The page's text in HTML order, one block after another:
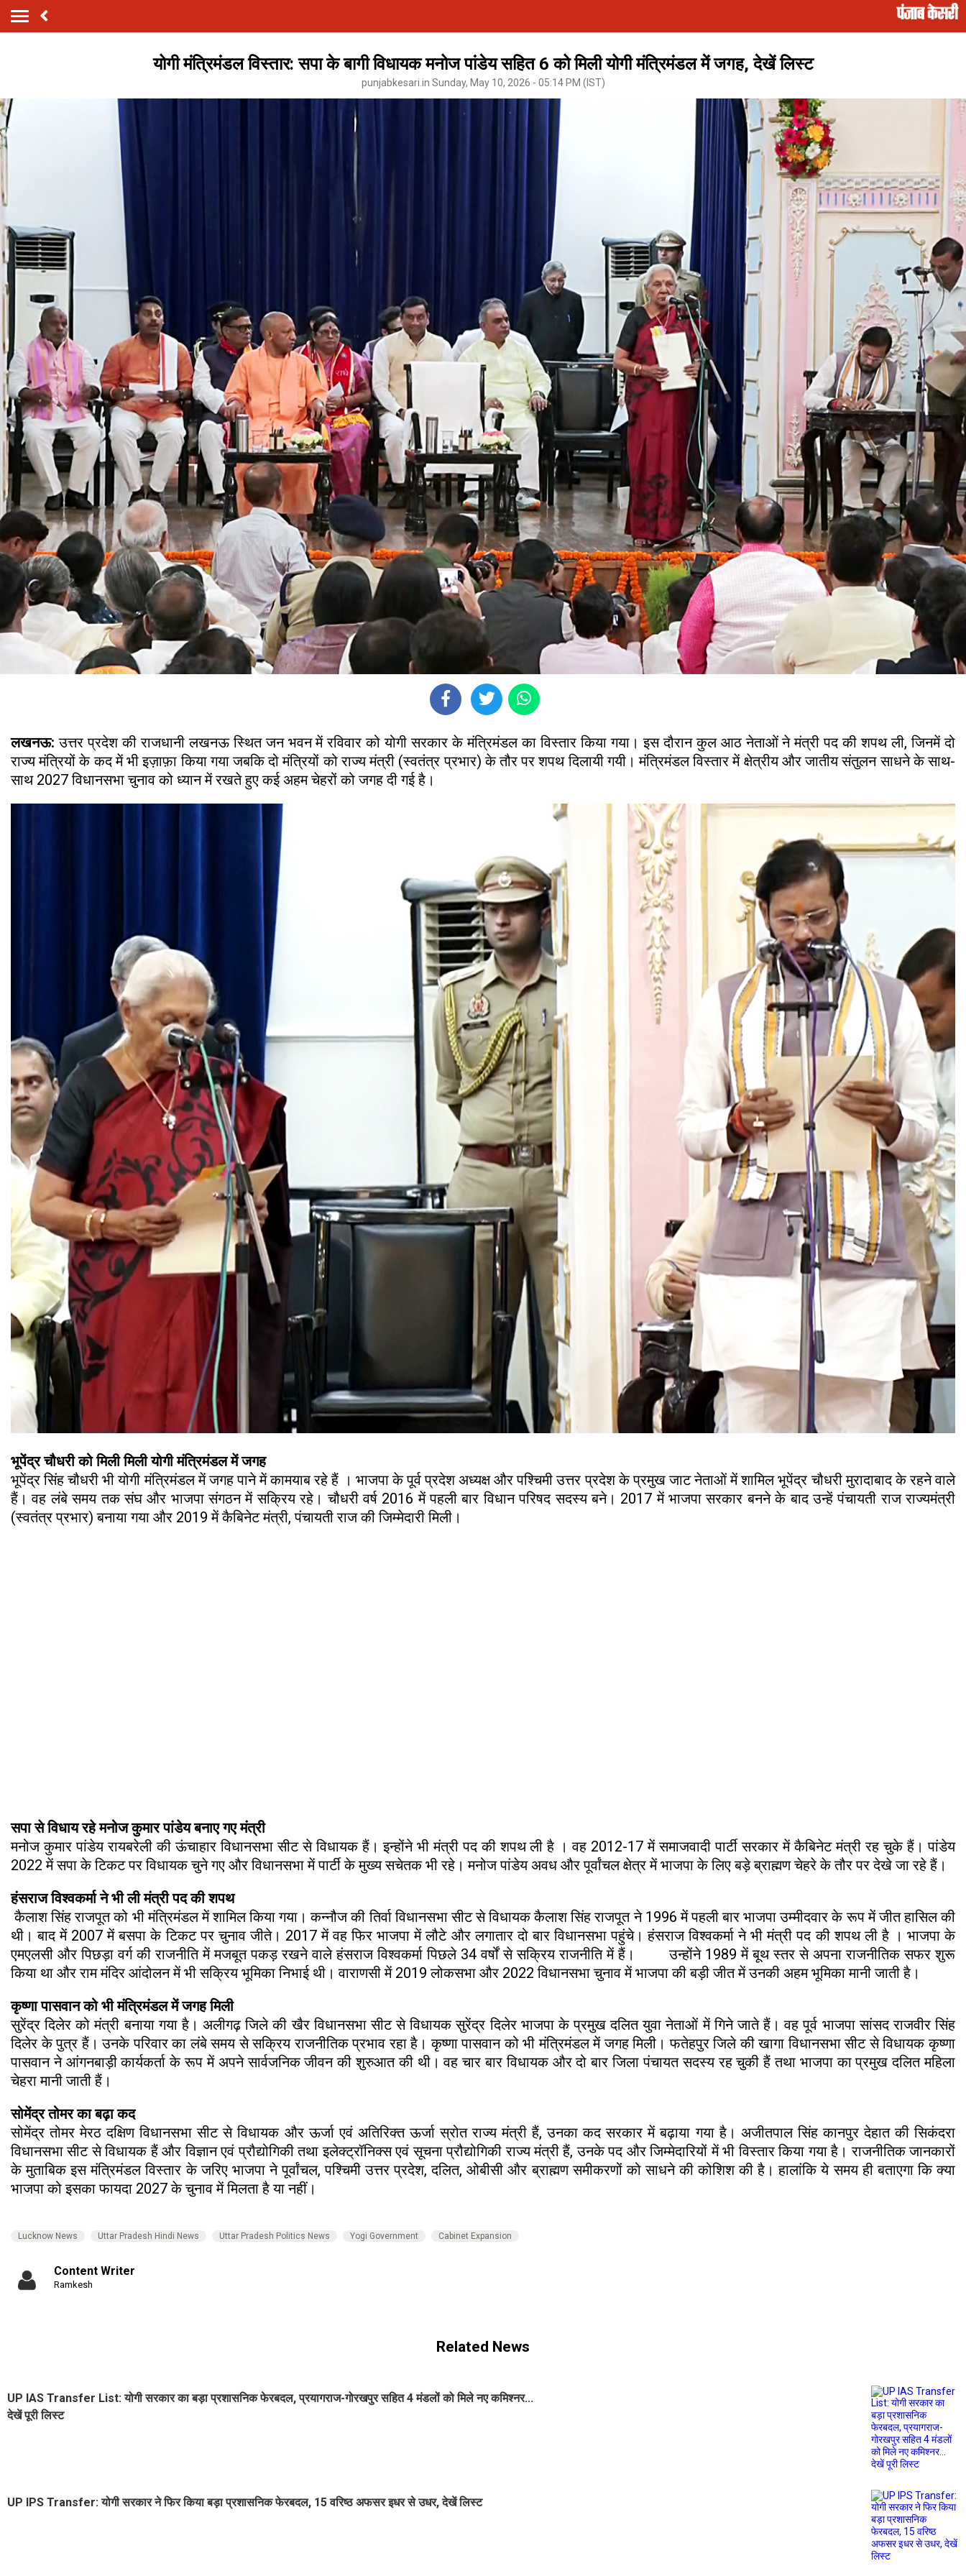
योगी मंत्रिमंडल विस्तार: सपा के बागी विधायक मनोज पांडेय सहित 6 को मिली योगी मंत्रिमंडल में जगह, देखें लिस्ट
punjabkesari.in Sunday, May 10, 2026 - 05:14 PM (IST)
लखनऊ:उत्तर प्रदेश की राजधानी लखनऊ स्थित जन भवन में रविवार को योगी सरकार के मंत्रिमंडल का विस्तार किया गया। इस दौरान कुल आठ नेताओं ने मंत्री पद की शपथ ली, जिनमें दो
राज्य मंत्रियों के कद में भी इज़ाफ़ा किया गया जबकि दो मंत्रियों को राज्य मंत्री (स्वतंत्र प्रभार) के तौर पर शपथ दिलायी गयी। मंत्रिमंडल विस्तार में क्षेत्रीय और जातीय संतुलन साधने के साथ-
साथ 2027 विधानसभा चुनाव को ध्यान में रखते हुए कई अहम चेहरों को जगह दी गई है।
भूपेंद्र चौधरी को मिली मिली योगी मंत्रिमंडल में जगह
भूपेंद्र सिंह चौधरी भी योगी मंत्रिमंडल में जगह पाने में कामयाब रहे हैं । भाजपा के पूर्व प्रदेश अध्यक्ष और पश्चिमी उत्तर प्रदेश के प्रमुख जाट नेताओं में शामिल भूपेंद्र चौधरी मुरादाबाद के रहने वाले
हैं। वह लंबे समय तक संघ और भाजपा संगठन में सक्रिय रहे। चौधरी वर्ष 2016 में पहली बार विधान परिषद सदस्य बने। 2017 में भाजपा सरकार बनने के बाद उन्हें पंचायती राज राज्यमंत्री
(स्वतंत्र प्रभार) बनाया गया और 2019 में कैबिनेट मंत्री, पंचायती राज की जिम्मेदारी मिली।
सपा से विधाय रहे मनोज कुमार पांडेय बनाए गए मंत्री
मनोज कुमार पांडेय रायबरेली की ऊंचाहार विधानसभा सीट से विधायक हैं। इन्होंने भी मंत्री पद की शपथ ली है । वह 2012-17 में समाजवादी पार्टी सरकार में कैबिनेट मंत्री रह चुके हैं। पांडेय
2022 में सपा के टिकट पर विधायक चुने गए और विधानसभा में पार्टी के मुख्य सचेतक भी रहे। मनोज पांडेय अवध और पूर्वांचल क्षेत्र में भाजपा के लिए बड़े ब्राह्मण चेहरे के तौर पर देखे जा रहे हैं।
हंसराज विश्वकर्मा ने भी ली मंत्री पद की शपथ
कैलाश सिंह राजपूत को भी मंत्रिमंडल में शामिल किया गया। कन्नौज की तिर्वा विधानसभा सीट से विधायक कैलाश सिंह राजपूत ने 1996 में पहली बार भाजपा उम्मीदवार के रूप में जीत हासिल की
थी। बाद में 2007 में बसपा के टिकट पर चुनाव जीते। 2017 में वह फिर भाजपा में लौटे और लगातार दो बार विधानसभा पहुंचे। हंसराज विश्वकर्मा ने भी मंत्री पद की शपथ ली है । भाजपा के
एमएलसी और पिछड़ा वर्ग की राजनीति में मजबूत पकड़ रखने वाले हंसराज विश्वकर्मा पिछले 34 वर्षों से सक्रिय राजनीति में हैं। उन्होंने 1989 में बूथ स्तर से अपना राजनीतिक सफर शुरू
किया था और राम मंदिर आंदोलन में भी सक्रिय भूमिका निभाई थी। वाराणसी में 2019 लोकसभा और 2022 विधानसभा चुनाव में भाजपा की बड़ी जीत में उनकी अहम भूमिका मानी जाती है।
कृष्णा पासवान को भी मंत्रिमंडल में जगह मिली
सुरेंद्र दिलेर को मंत्री बनाया गया है। अलीगढ़ जिले की खैर विधानसभा सीट से विधायक सुरेंद्र दिलेर भाजपा के प्रमुख दलित युवा नेताओं में गिने जाते हैं। वह पूर्व भाजपा सांसद राजवीर सिंह
दिलेर के पुत्र हैं। उनके परिवार का लंबे समय से सक्रिय राजनीतिक प्रभाव रहा है। कृष्णा पासवान को भी मंत्रिमंडल में जगह मिली। फतेहपुर जिले की खागा विधानसभा सीट से विधायक कृष्णा
पासवान ने आंगनबाड़ी कार्यकर्ता के रूप में अपने सार्वजनिक जीवन की शुरुआत की थी। वह चार बार विधायक और दो बार जिला पंचायत सदस्य रह चुकी हैं तथा भाजपा का प्रमुख दलित महिला
चेहरा मानी जाती हैं।
सोमेंद्र तोमर का बढ़ा कद
सोमेंद्र तोमर मेरठ दक्षिण विधानसभा सीट से विधायक और ऊर्जा एवं अतिरिक्त ऊर्जा स्रोत राज्य मंत्री हैं, उनका कद सरकार में बढ़ाया गया है। अजीतपाल सिंह कानपुर देहात की सिकंदरा
विधानसभा सीट से विधायक हैं और विज्ञान एवं प्रौद्योगिकी तथा इलेक्ट्रॉनिक्स एवं सूचना प्रौद्योगिकी राज्य मंत्री हैं, उनके पद और जिम्मेदारियों में भी विस्तार किया गया है। राजनीतिक जानकारों
के मुताबिक इस मंत्रिमंडल विस्तार के जरिए भाजपा ने पूर्वांचल, पश्चिमी उत्तर प्रदेश, दलित, ओबीसी और ब्राह्मण समीकरणों को साधने की कोशिश की है। हालांकि ये समय ही बताएगा कि क्या
भाजपा को इसका फायदा 2027 के चुनाव में मिलता है या नहीं।
Lucknow News Uttar Pradesh Hindi News Uttar Pradesh Politics News Yogi Government Cabinet Expansion
Content Writer
Ramkesh
Related News
UP IAS Transfer List: योगी सरकार का बड़ा प्रशासनिक फेरबदल, प्रयागराज-गोरखपुर सहित 4 मंडलों को मिले नए कमिश्नर...
देखें पूरी लिस्ट
UP IPS Transfer: योगी सरकार ने फिर किया बड़ा प्रशासनिक फेरबदल, 15 वरिष्ठ अफसर इधर से उधर, देखें लिस्ट